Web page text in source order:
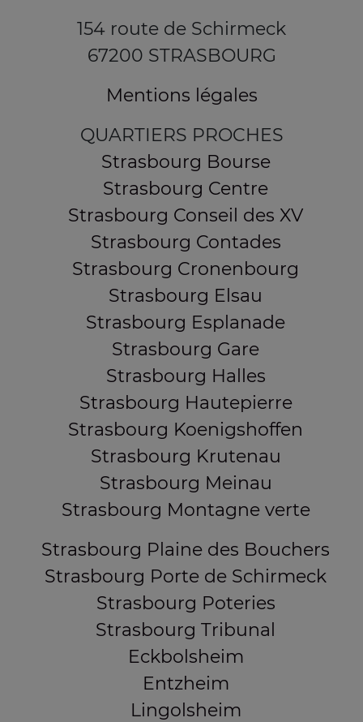
154 route de Schirmeck
67200 STRASBOURG
Mentions légales
QUARTIERS PROCHES
Strasbourg Bourse
Strasbourg Centre
Strasbourg Conseil des XV
Strasbourg Contades
Strasbourg Cronenbourg
Strasbourg Elsau
Strasbourg Esplanade
Strasbourg Gare
Strasbourg Halles
Strasbourg Hautepierre
Strasbourg Koenigshoffen
Strasbourg Krutenau
Strasbourg Meinau
Strasbourg Montagne verte
Strasbourg Plaine des Bouchers
Strasbourg Porte de Schirmeck
Strasbourg Poteries
Strasbourg Tribunal
Eckbolsheim
Entzheim
Lingolsheim